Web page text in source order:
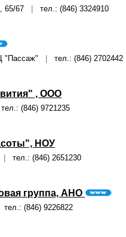
65/67 тел.: (846) 3324910
"Пассаж" тел.: (846) 2702442
, ООО
(846) 9721235
НОУ
тел.: (846) 2651230
группа, АНО
тел.: (846) 9226822